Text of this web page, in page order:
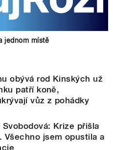
jednom místě
obývá rod Kinských už
patří koně,
vůz z pohádky
Svobodová: Krize přišla
Všechno jsem opustila a